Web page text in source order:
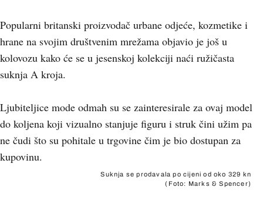
Popularni britanski proizvodač urbane odjeće, kozmetike i
hrane na svojim društvenim mrežama objavio je još u
kolovozu kako će se u jesenskoj kolekciji naći ružičasta
suknja A kroja.
Ljubiteljice mode odmah su se zainteresirale za ovaj model
do koljena koji vizualno stanjuje figuru i struk čini užim pa
ne čudi što su pohitale u trgovine čim je bio dostupan za
kupovinu.
Suknja se prodavala po cijeni od oko 329 kn
(Foto: Marks & Spencer)